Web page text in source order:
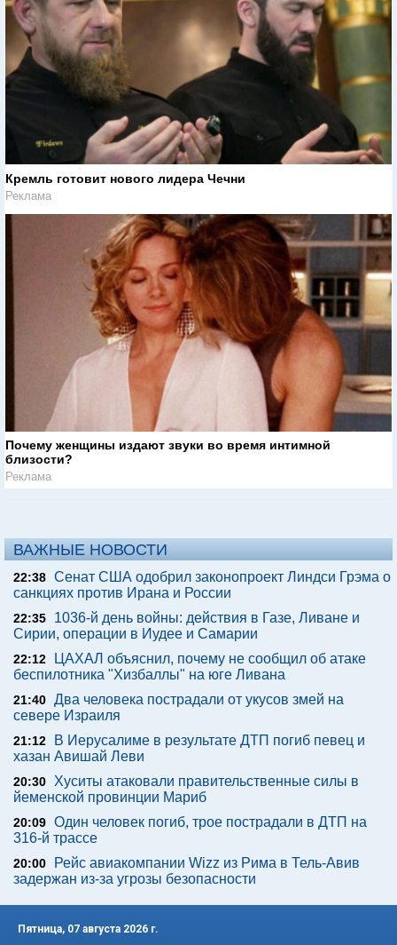
Кремль готовит нового лидера Чечни
Реклама
Почему женщины издают звуки во время интимной
близости?
Реклама
ВАЖНЫЕ НОВОСТИ
22:38 Сенат США одобрил законопроект Линдси Грэма о
санкциях против Ирана и России
22:35
1036-й день войны: действия в Газе, Ливане и
Сирии, операции в Иудее и Самарии
22:12
ЦАХАЛ объяснил, почему не сообщил об атаке
беспилотника "Хизбаллы" на юге Ливана
21:40 Два человека пострадали от укусов змей на
севере Израиля
21:12
В Иерусалиме в результате ДТП погиб певец и
хазан Авишай Леви
20:30 Хуситы атаковали правительственные силы в
йеменской провинции Мариб
20:09 Один человек погиб, трое пострадали в ДТП на
316-й трассе
20:00
Рейс авиакомпании Wizz из Рима в Тель-Авив
задержан из-за угрозы безопасности
Пятница, 07 августа 2026 г.